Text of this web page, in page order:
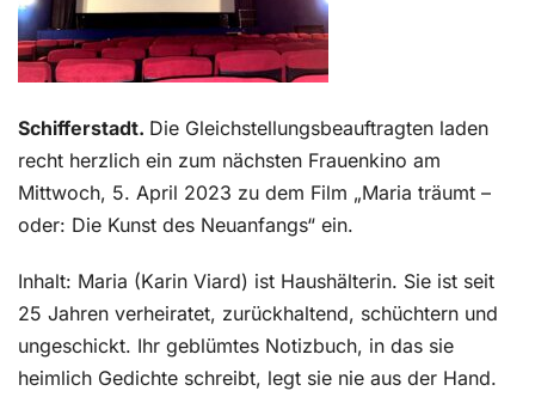
Schifferstadt. Die Gleichstellungsbeauftragten laden
recht herzlich ein zum nächsten Frauenkino am
Mittwoch, 5. April 2023 zu dem Film „Maria träumt –
oder: Die Kunst des Neuanfangs“ ein.
Inhalt: Maria (Karin Viard) ist Haushälterin. Sie ist seit
25 Jahren verheiratet, zurückhaltend, schüchtern und
ungeschickt. Ihr geblümtes Notizbuch, in das sie
heimlich Gedichte schreibt, legt sie nie aus der Hand.